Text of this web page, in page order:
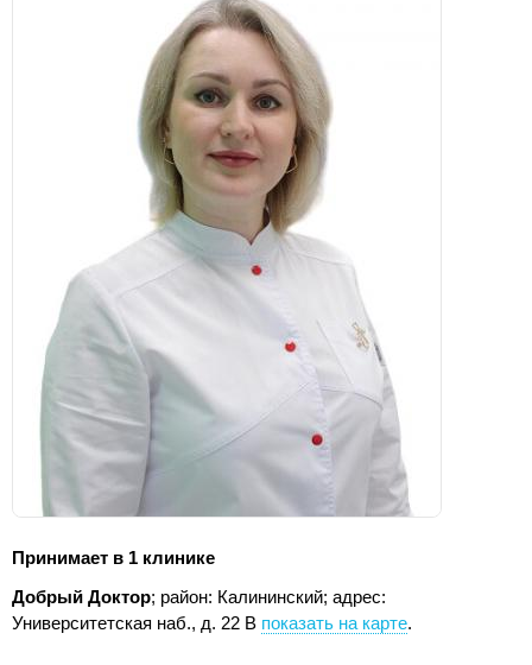
Принимает в 1 клинике
Добрый Доктор; район: Калининский; адрес:
Университетская наб., д. 22 В показать на карте.